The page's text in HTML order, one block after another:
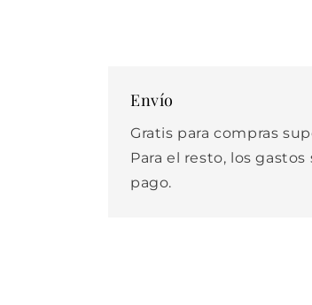
Envío
Gratis para compras
Para el resto, los
pago.